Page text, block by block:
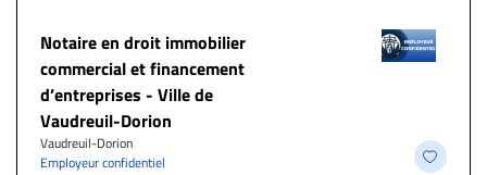
Notaire en droit immobilier
commercial et financement
d’entreprises - Ville de
Vaudreuil-Dorion
Vaudreuil-Dorion
Employeur confidentiel